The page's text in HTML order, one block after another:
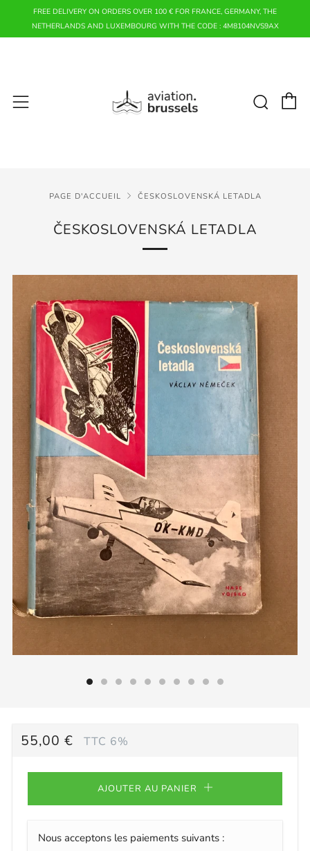
FREE DELIVERY ON ORDERS OVER 100 € FOR FRANCE, GERMANY, THE
NETHERLANDS AND LUXEMBOURG WITH THE CODE : 4M8104NVS9AX
Menu
PAGE D'ACCUEIL ČESKOSLOVENSKÁ LETADLA
ČESKOSLOVENSKÁ LETADLA
PRIX
55,00 € TTC 6%
AJOUTER AU PANIER
Nous acceptons les paiements suivants :